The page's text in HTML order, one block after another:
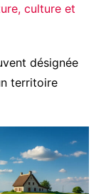
culture et
désignée
territoire